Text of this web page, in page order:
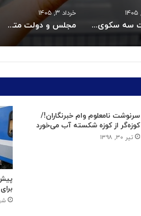
بازگشت سه سکوی پارس جنوبی به مدار تولید
خرداد ۳, ۱۴۰۵
مجلس و دولت متعهد به حل بحران دارو و تجهیزات پزشکی شدند
سرنوشت نامعلوم وام خبرنگاران!/
کوزه‌گر از کوزه شکسته آب می‌خورد
تیر ۳۰, ۱۳۹۸